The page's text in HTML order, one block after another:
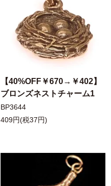
【40%OFF￥670→￥402】
ブロンズネストチャーム1
BP3644
409円(税37円)